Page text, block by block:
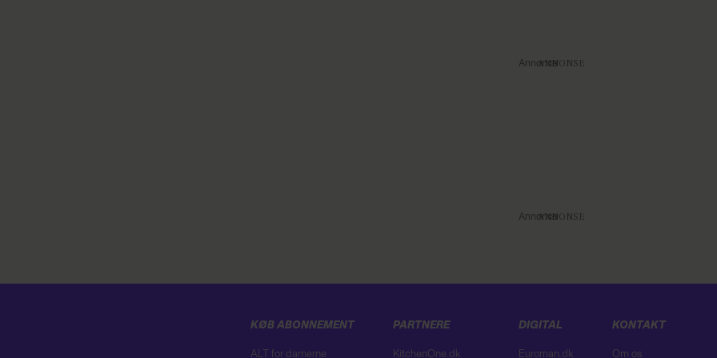
Annonce
Annonce
KØB ABONNEMENT
ALT for damerne
PARTNERE
KitchenOne.dk
DIGITAL
Euroman.dk
KONTAKT
Om os